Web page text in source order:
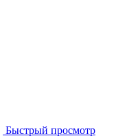
Быстрый просмотр